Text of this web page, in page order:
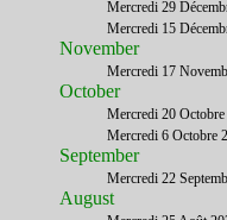
Mercredi 29
Mercredi 15
November
Mercredi 17
October
Mercredi 20 Octobre
Mercredi 6 Octobre
September
Mercredi 22
August